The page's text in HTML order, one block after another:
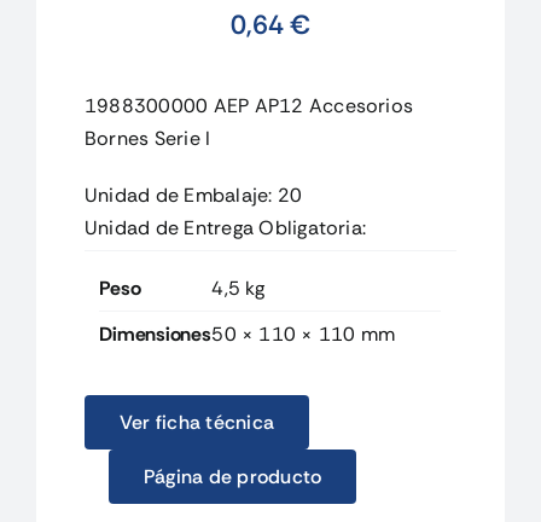
0,64€
1988300000 AEP AP12 Accesorios
Bornes Serie I
Unidad de Embalaje: 20
Unidad de Entrega Obligatoria:
Peso
4,5 kg
Dimensiones50 × 110 × 110 mm
Ver ficha técnica
Página de producto